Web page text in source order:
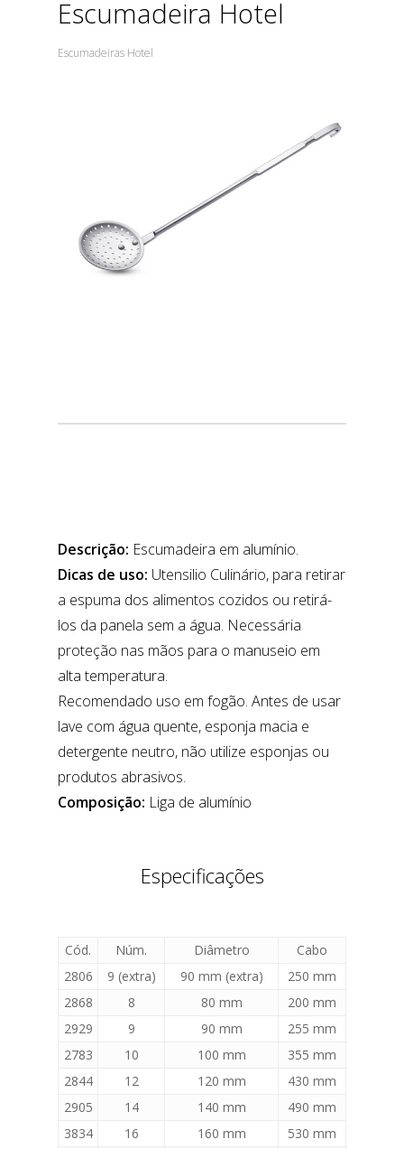
Escumadeira Hotel
Escumadeiras Hotel
Descrição: Escumadeira em alumínio.
Dicas de uso: Utensilio Culinário, para retirar
a espuma dos alimentos cozidos ou retirá-
los da panela sem a água. Necessária
proteção nas mãos para o manuseio em
alta temperatura.
Recomendado uso em fogão. Antes de usar
lave com água quente, esponja macia e
detergente neutro, não utilize esponjas ou
produtos abrasivos.
Composição: Liga de alumínio
Especificações
Cód. Núm. Diâmetro
Cabo
2806
9 (extra) 90 mm (extra)
250 mm
2868
8 80 mm
200 mm
2929
9 90 mm
255 mm
2783
10 100 mm
355 mm
2844
12 120 mm
430 mm
2905
14 140 mm
490 mm
3834
16 160 mm
530 mm